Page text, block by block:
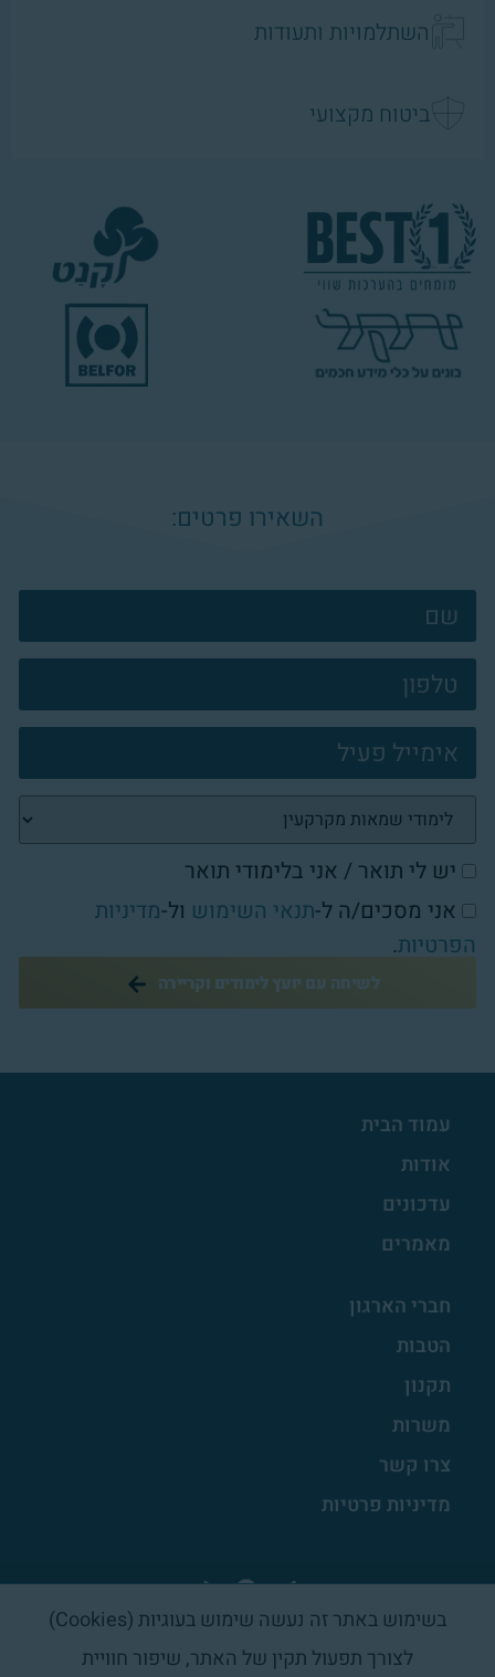
השתלמויות ותעודות
ביטוח מקצועי
השאירו פרטים:
צרו
קשר
פוטר
יש לי תואר / אני בלימודי תואר
אני מסכים/ה ל-תנאי השימוש ול-מדיניות
הפרטיות.
לשיחה עם יועץ לימודים וקריירה
עמוד הבית
אודות
עדכונים
מאמרים
חברי הארגון
הטבות
תקנון
משרות
צרו קשר
מדיניות פרטיות
בשימוש באתר זה נעשה שימוש בעוגיות (Cookies)
לצורך תפעול תקין של האתר, שיפור חוויית